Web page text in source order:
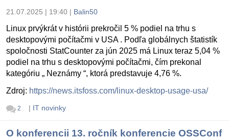
21.07.2025 | 19:40 | Balin50
Linux prvýkrát v histórii prekročil 5 % podiel na trhu s
desktopovými počítačmi v USA . Podľa globálnych štatistík
spoločnosti StatCounter za jún 2025 má Linux teraz 5,04 %
podiel na trhu s desktopovými počítačmi, čím prekonal
kategóriu „ Neznámy “, ktorá predstavuje 4,76 %.
Zdroj: https://news.itsfoss.com/linux-desktop-usage-usa/
2 | IT novinky
O konferencii 13. ročník konferencie OSSConf